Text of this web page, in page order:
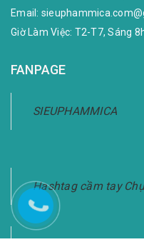
Email:
Giờ Làm Việc: T2-T7, Sáng
FANPAGE
SIEUPHAMMICA
Hashtag cầm tay